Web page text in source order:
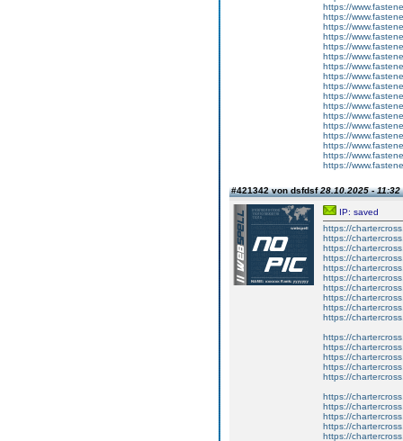
https://
https://
https://
https://
https://
https://
https://
https://
https://
https://
https://
https://
https://
https://
https://
https://
https://
#421342 von dsfdsf28.10.2025 - 11:32
IP: saved
https://
https://
https://
https://
https://
https://
https://
https://
https://
https://
https://
https://
https://
https://
https://
https://
https://
https://
https://
https://